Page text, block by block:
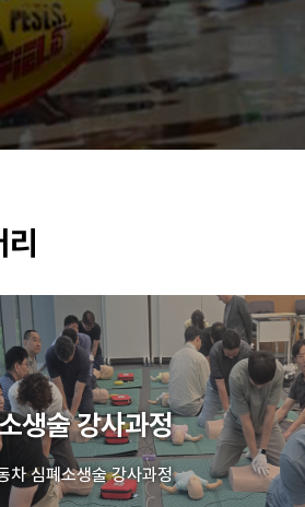
생술 강사과정
심폐소생술 강사과정